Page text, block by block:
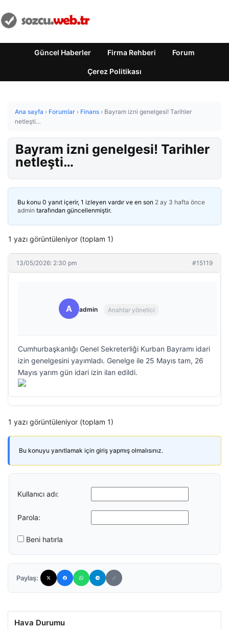
Güncel Haberler Firma Rehberi Forum
Çerez Politikası
Ana sayfa › Forumlar › Finans › Bayram izni genelgesi! Tarihler
netleşti…
Bayram izni genelgesi! Tarihler
netleşti…
Bu konu 0 yanıt içerir, 1 izleyen vardır ve en son 2 ay 3 hafta önce
admin tarafından güncellenmiştir.
1 yazı görüntüleniyor (toplam 1)
13/05/2026: 2:30 pm #15119
A admin Anahtar yönetici
Cumhurbaşkanlığı Genel Sekreterliği Kurban Bayramı idari
izin genelgesini yayımladı. Genelge ile 25 Mayıs tam, 26
Mayıs yarım gün idari izin ilan edildi.
1 yazı görüntüleniyor (toplam 1)
Bu konuyu yanıtlamak için giriş yapmış olmalısınız.
Kullanıcı adı:
Parola:
Beni hatırla
Paylaş:
Hava Durumu